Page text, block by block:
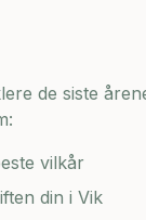
de siste
vilkår
din i Vik